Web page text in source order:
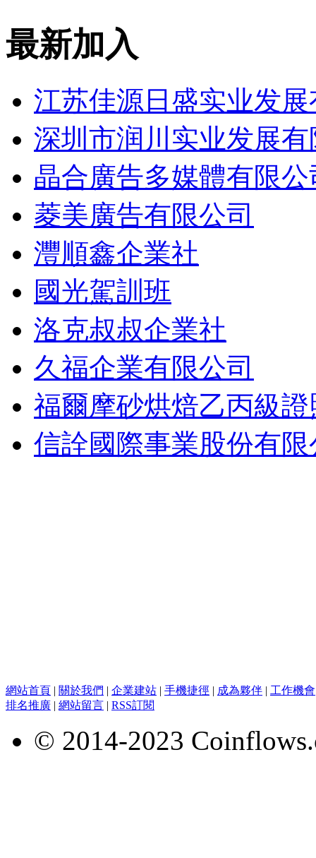
最新加入
江苏佳源日盛实业发
深圳市润川实业发展
晶合廣告多媒體有限公
菱美廣告有限公司
灃順鑫企業社
國光駕訓班
洛克叔叔企業社
久福企業有限公司
福爾摩砂烘焙乙丙級
信詮國際事業股份有限
網站首頁 | 關於我們 | 企業建站 | 手機捷徑 | 成為夥伴 | 工作機會
排名推廣 | 網站留言 | RSS訂閱
© 2014-2023